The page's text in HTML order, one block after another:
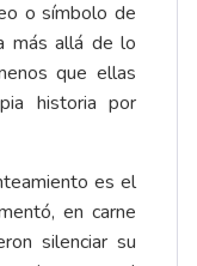
o símbolo de
más allá de lo
que ellas
historia por
es el
en carne
silenciar su